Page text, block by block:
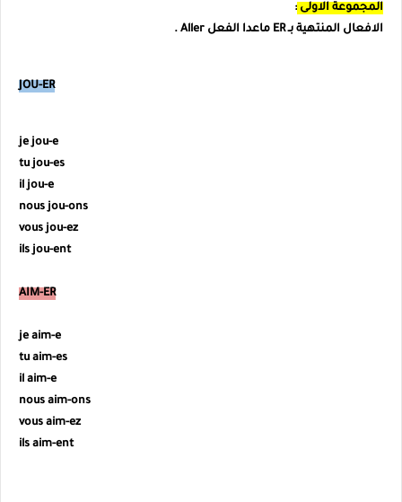
المجموعة الاولى :
الافعال المنتهية بـ ER ماعدا الفعل Aller .
JOU-ER
je jou-e
tujou-es
iljou-e
nousjou-ons
vousjou-ez
ilsjou-ent
AIM-ER
je aim-e
tu aim-es
il aim-e
nous aim-ons
vous aim-ez
ils aim-ent